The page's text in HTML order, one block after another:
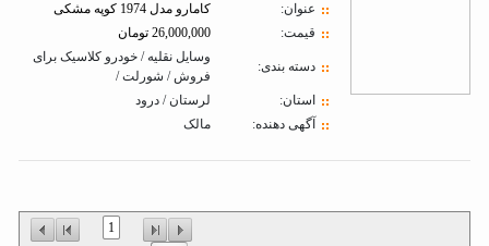
عنوان:
کامارو مدل 1974 کوپه مشکی
قیمت:
26,000,000 تومان
دسته بندی:
وسایل نقلیه / خودرو کلاسیک برای
فروش / شورلت /
استان:
لرستان / درود
آگهی دهنده:
مالک
1